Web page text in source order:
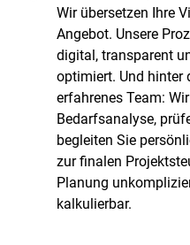
Wir übersetzen Ihre
Angebot. Unsere
digital, transparent
optimiert. Und hinter
erfahrenes Team:
Bedarfsanalyse,
begleiten Sie
zur finalen
Planung
kalkulierbar.